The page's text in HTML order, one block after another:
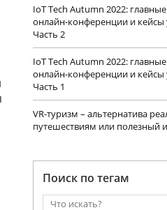
IoT Tech Autumn 2022:
онлайн-конференции и кейсы
Часть 2
IoT Tech Autumn 2022:
онлайн-конференции и кейсы
Часть 1
VR-туризм – альтернатива
путешествиям или полезный
Поиск по тегам